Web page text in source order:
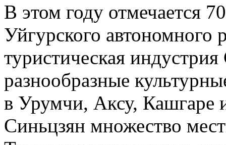
В этом году отмечается
Уйгурского автономного
туристическая
разнообразные
в Урумчи, Аксу, Кашгаре
Синьцзян множество